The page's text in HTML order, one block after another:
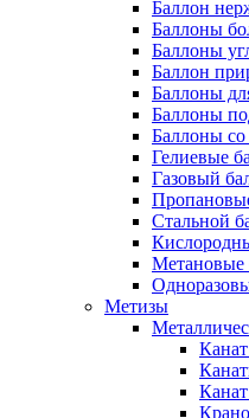
Баллон
Баллоны
Баллоны
Баллон
Баллоны
Баллоны
Баллоны
Гелиевые
Газовый
Стальной
Метановые
Метизы